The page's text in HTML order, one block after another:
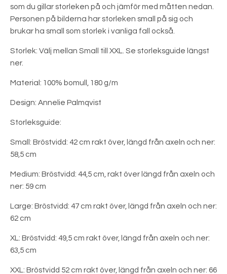
som du gillar storleken på och jämför med måtten nedan.
Personen på bilderna har storleken small på sig och
brukar ha small som storlek i vanliga fall också.
Storlek: Välj mellan Small till XXL. Se storleksguide längst
ner.
Material: 100% bomull, 180 g/m
Design: Annelie Palmqvist
Storleksguide:
Small: Bröstvidd: 42 cm rakt över, längd från axeln och ner:
58,5 cm
Medium: Bröstvidd: 44,5 cm, rakt över längd från axeln och
ner: 59 cm
Large: Bröstvidd: 47 cm rakt över, längd från axeln och ner:
62 cm
XL: Bröstvidd: 49,5 cm rakt över, längd från axeln och ner:
63,5 cm
XXL: Bröstvidd 52 cm rakt över, längd från axeln och ner: 66